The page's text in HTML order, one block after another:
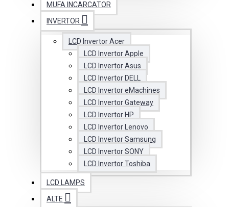
MUFA INCARCATOR
INVERTOR
LCD Invertor Acer
LCD Invertor Apple
LCD Invertor Asus
LCD Invertor DELL
LCD Invertor eMachines
LCD Invertor Gateway
LCD Invertor HP
LCD Invertor Lenovo
LCD Invertor Samsung
LCD Invertor SONY
LCD Invertor Toshiba
LCD LAMPS
ALTE